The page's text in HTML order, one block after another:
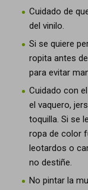
Cuidado de
del vinilo.
Si se quiere
ropita antes
para evitar
Cuidado con
el vaquero,
toquilla. Si se
ropa de color
leotardos o
no destiñe.
No pintar la